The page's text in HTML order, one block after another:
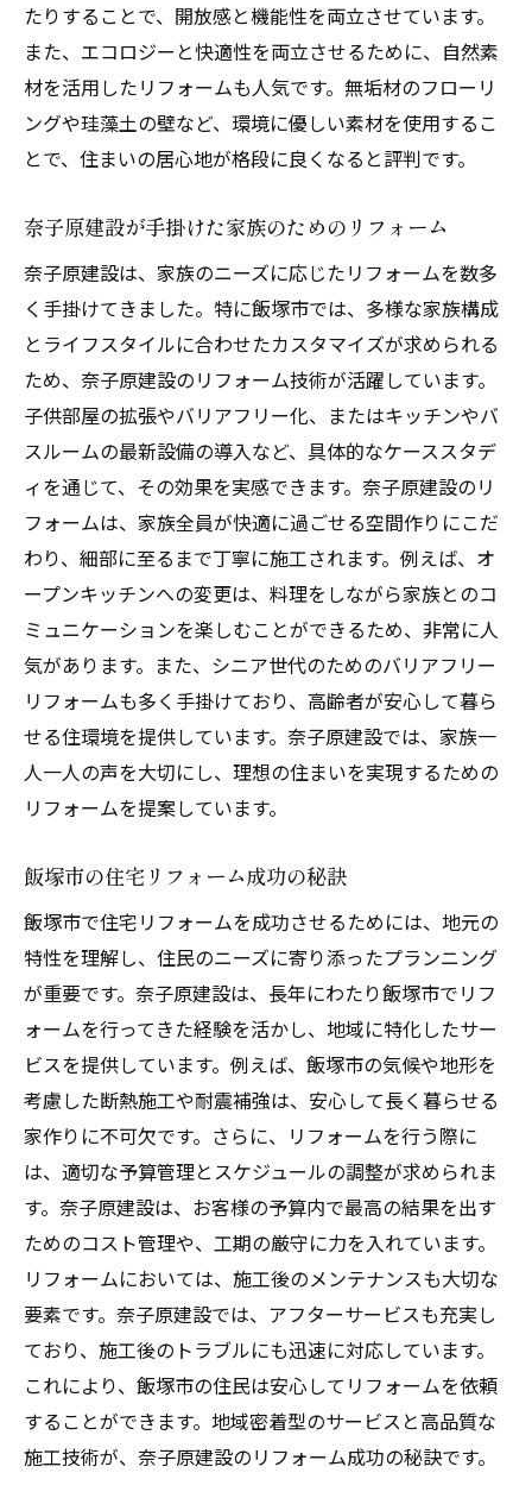
低予算でも満足できるリフォーム
短期間で仕上げるリフォームプロジェクト
環境に優しいリフォームの取り組み
リフォーム後の住まいの変貌
お客様の声から見る成功の秘訣
家族を守る住宅リフォーム奈子原建設の取り組
み
耐震性を高めるリフォームの重要性
防犯対策を強化したリフォーム
健康に配慮したリフォームアイデア
火災対策を取り入れたリフォーム
高齢者に優しいリフォーム提案
子供の安全を考えたリフォーム
快適な生活空間をリフォーム奈子原建設の提案
オープンキッチンのリフォームアイデア
リビングルームのリフォーム事例
バスルームのリフォームで快適さアップ
ベッドルームのリフォームで癒しの空間
収納スペースの有効活用法
家族団らんのためのリフォーム提案
飯塚市でのリフォーム成功事例奈子原建設の技
成功のカギは細やかなヒアリング
最新技術を駆使したリフォーム事例
職人技が光るリフォーム
リフォームのプロセスを徹底解説
お客様との信頼関係が築く成功
デザイン性と機能性を両立した事例
理想の住まいを実現飯塚市の住宅リフォーム事
例
リフォームで叶える夢のマイホーム
個性を活かしたデザインリフォーム
家族全員が満足するリフォームプラン
長年住み続けられる家づくり
リフォーム後の生活が変わるポイント
地域密着型の奈子原建設によるリフォーム
たりすることで、開放感と機能性を両立させています。
また、エコロジーと快適性を両立させるために、自然素
材を活用したリフォームも人気です。無垢材のフローリ
ングや珪藻土の壁など、環境に優しい素材を使用するこ
とで、住まいの居心地が格段に良くなると評判です。
奈子原建設が手掛けた家族のためのリフォーム
奈子原建設は、家族のニーズに応じたリフォームを数多
く手掛けてきました。特に飯塚市では、多様な家族構成
とライフスタイルに合わせたカスタマイズが求められる
ため、奈子原建設のリフォーム技術が活躍しています。
子供部屋の拡張やバリアフリー化、またはキッチンやバ
スルームの最新設備の導入など、具体的なケーススタデ
ィを通じて、その効果を実感できます。奈子原建設のリ
フォームは、家族全員が快適に過ごせる空間作りにこだ
わり、細部に至るまで丁寧に施工されます。例えば、オ
ープンキッチンへの変更は、料理をしながら家族とのコ
ミュニケーションを楽しむことができるため、非常に人
気があります。また、シニア世代のためのバリアフリー
リフォームも多く手掛けており、高齢者が安心して暮ら
せる住環境を提供しています。奈子原建設では、家族一
人一人の声を大切にし、理想の住まいを実現するための
リフォームを提案しています。
飯塚市の住宅リフォーム成功の秘訣
飯塚市で住宅リフォームを成功させるためには、地元の
特性を理解し、住民のニーズに寄り添ったプランニング
が重要です。奈子原建設は、長年にわたり飯塚市でリフ
ォームを行ってきた経験を活かし、地域に特化したサー
ビスを提供しています。例えば、飯塚市の気候や地形を
考慮した断熱施工や耐震補強は、安心して長く暮らせる
家作りに不可欠です。さらに、リフォームを行う際に
は、適切な予算管理とスケジュールの調整が求められま
す。奈子原建設は、お客様の予算内で最高の結果を出す
ためのコスト管理や、工期の厳守に力を入れています。
リフォームにおいては、施工後のメンテナンスも大切な
要素です。奈子原建設では、アフターサービスも充実し
ており、施工後のトラブルにも迅速に対応しています。
これにより、飯塚市の住民は安心してリフォームを依頼
することができます。地域密着型のサービスと高品質な
施工技術が、奈子原建設のリフォーム成功の秘訣です。